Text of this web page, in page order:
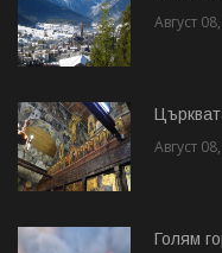
Август
Август
Голям